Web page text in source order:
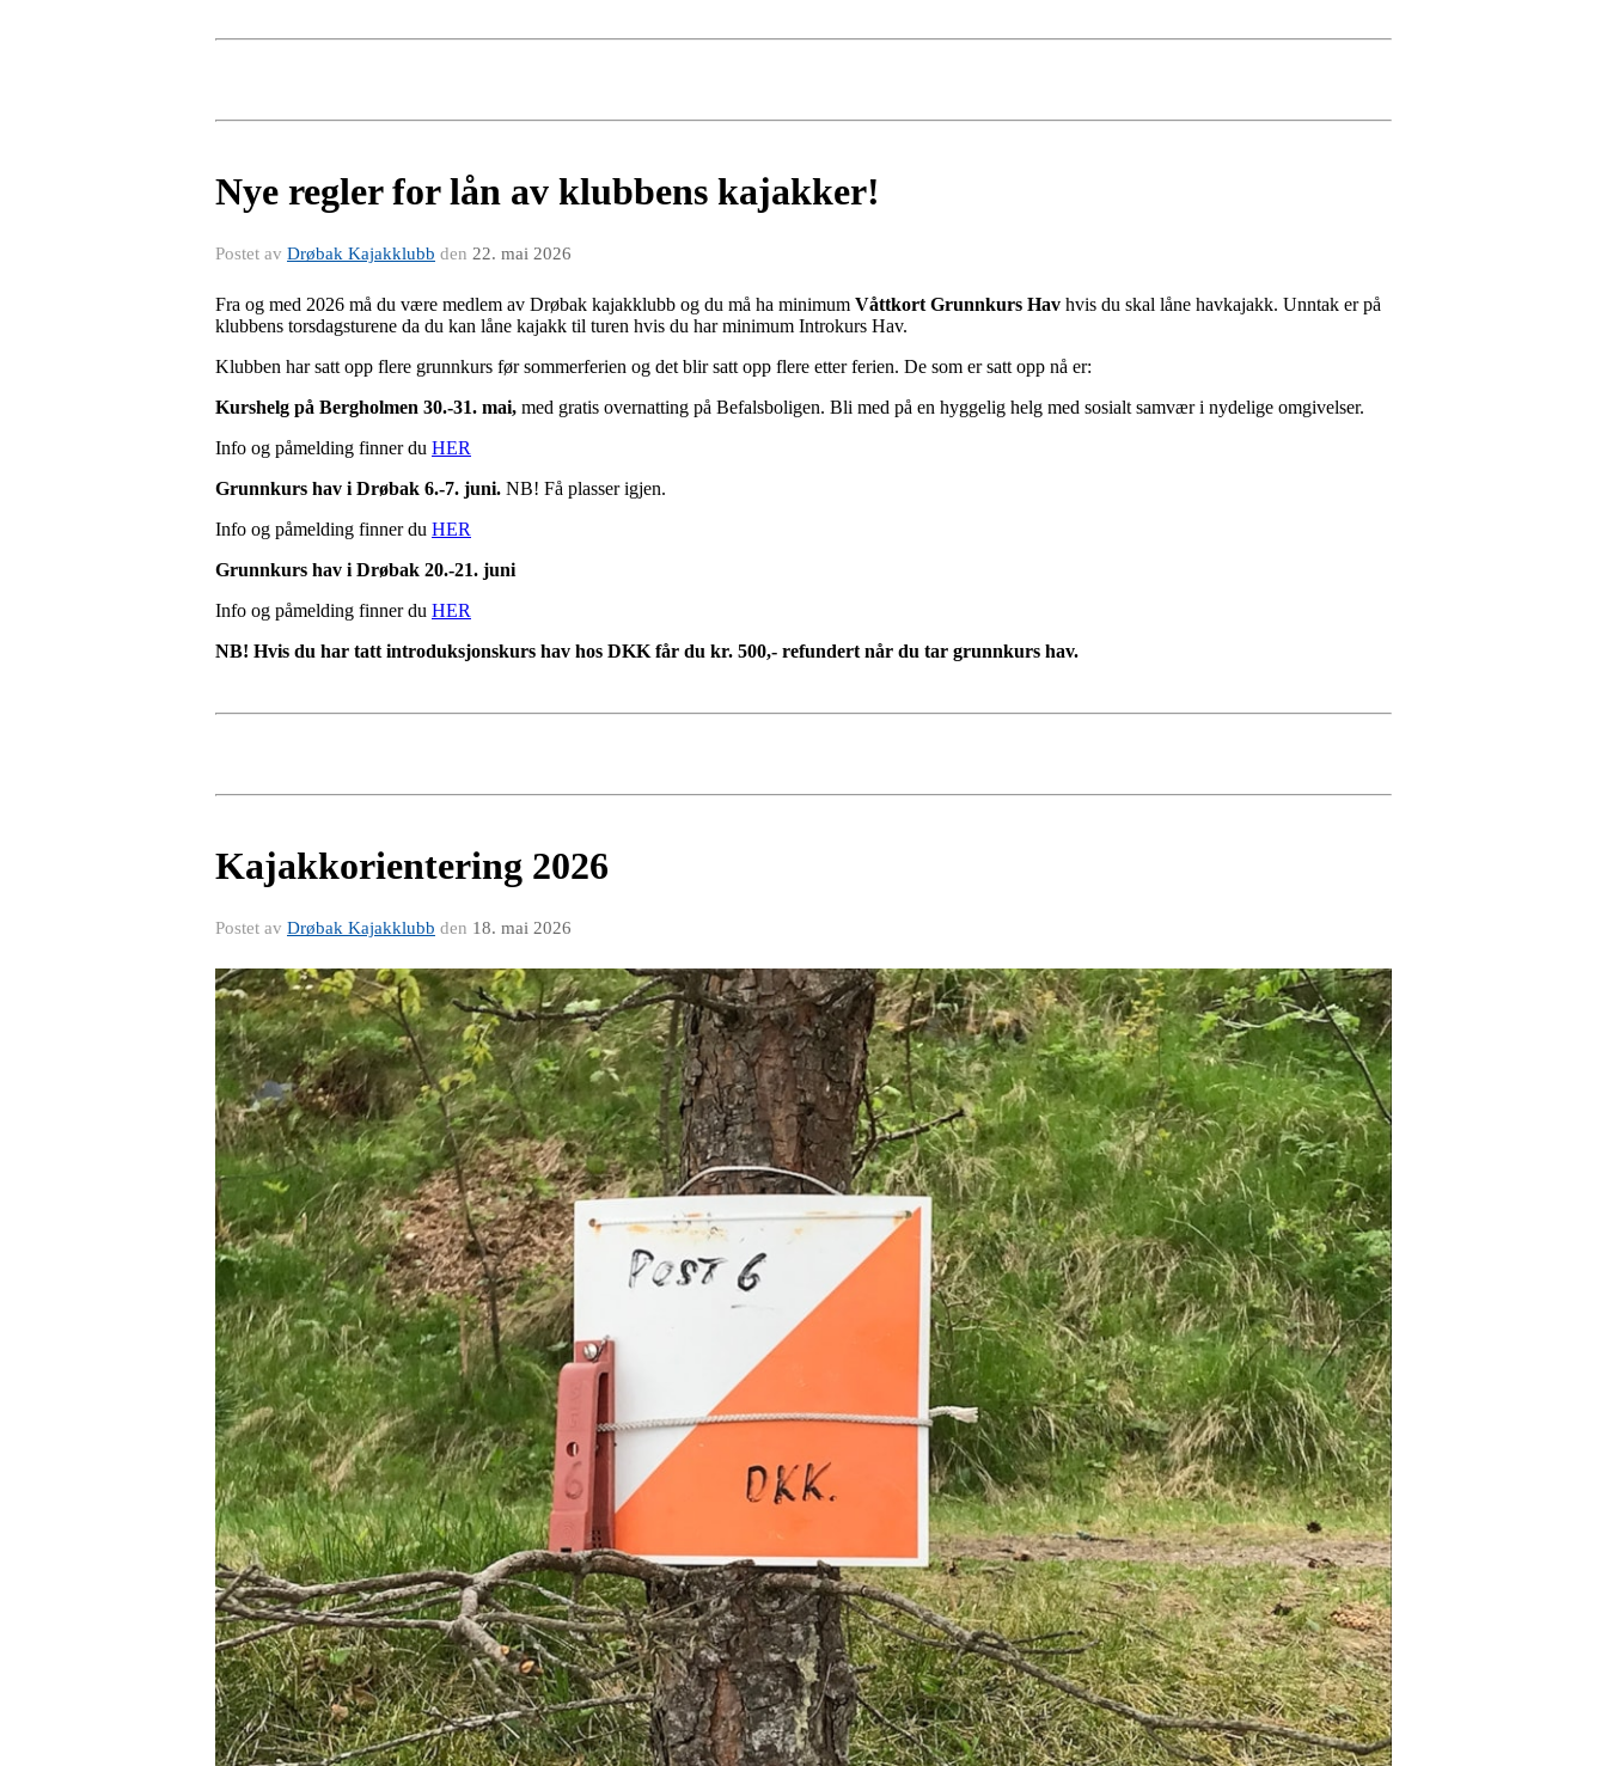
Nye regler for lån av klubbens kajakker!
Postet av Drøbak Kajakklubb den 22. mai 2026
Fra og med 2026 må du være medlem av Drøbak kajakklubb og du må ha minimum Våttkort Grunnkurs Hav hvis du skal låne havkajakk. Unntak er på
klubbens torsdagsturene da du kan låne kajakk til turen hvis du har minimum Introkurs Hav.
Klubben har satt opp flere grunnkurs før sommerferien og det blir satt opp flere etter ferien. De som er satt opp nå er:
Kurshelg på Bergholmen 30.-31. mai, med gratis overnatting på Befalsboligen. Bli med på en hyggelig helg med sosialt samvær i nydelige omgivelser.
Info og påmelding finner du HER
Grunnkurs hav i Drøbak 6.-7. juni. NB! Få plasser igjen.
Info og påmelding finner du HER
Grunnkurs hav i Drøbak 20.-21. juni
Info og påmelding finner du HER
NB! Hvis du har tatt introduksjonskurs hav hos DKK får du kr. 500,- refundert når du tar grunnkurs hav.
Kajakkorientering 2026
Postet av Drøbak Kajakklubb den 18. mai 2026